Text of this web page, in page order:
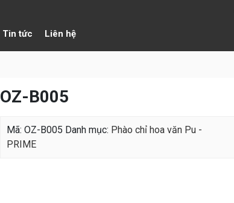
Tin tức Liên hệ
OZ-B005
Mã: OZ-B005 Danh mục: Phào chỉ hoa văn Pu -
PRIME